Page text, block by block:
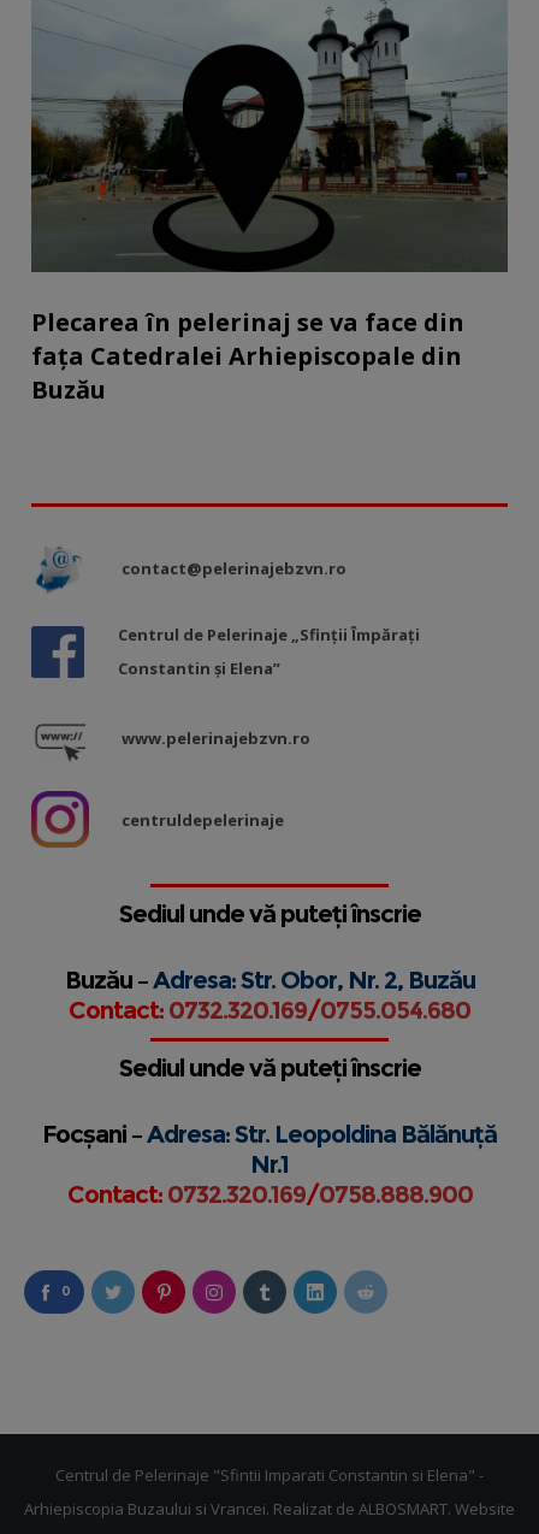
Plecarea în pelerinaj se va face din
fața Catedralei Arhiepiscopale din
Buzău
contact@pelerinajebzvn.ro
Centrul de Pelerinaje „Sfinții Împărați
Constantin și Elena”
www.pelerinajebzvn.ro
centruldepelerinaje
Sediul unde vă puteți înscrie
Buzău –Adresa: Str. Obor, Nr. 2, Buzău
Contact: 0732.320.169/0755.054.680
Sediul unde vă puteți înscrie
Focșani –Adresa: Str. Leopoldina Bălănuță
Nr.1
Contact: 0732.320.169/0758.888.900
0
Centrul de Pelerinaje "Sfintii Imparati Constantin si Elena" -
Arhiepiscopia Buzaului si Vrancei. Realizat de ALBOSMART. Website